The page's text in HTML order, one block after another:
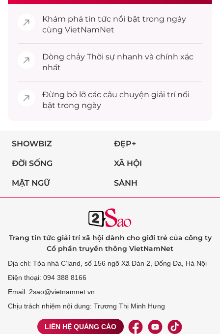
Khám phá tin tức nổi bật trong ngày
cùng VietNamNet
Dòng chảy Thời sự nhanh và chính xác
nhất
Đừng bỏ lỡ các câu chuyện giải trínổi
bật trong ngày
SHOWBIZ ĐẸP+
ĐỜI SỐNG XÃ HỘI
MẬT NGỮ SÀNH
Trang tin tức giải trí xã hội dành cho giới trẻ của công ty
Cổ phần truyền thông VietNamNet
Địa chỉ: Tòa nhà C’land, số 156 ngõ Xã Đàn 2, Đống Đa, Hà Nội
Điện thoại: 094 388 8166
Email: 2sao@vietnamnet.vn
Chịu trách nhiệm nội dung: Trương Thị Minh Hưng
LIÊN HỆ QUẢNG CÁO